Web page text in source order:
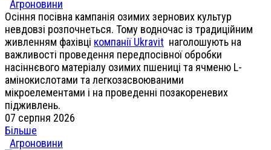
Агроновини
Осіння посівна кампанія озимих зернових культур
невдовзі розпочнеться. Тому водночас із традиційним
живленням фахівці компанії Ukravit наголошують на
важливості проведення передпосівної обробки
насіннєвого матеріалу озимих пшениці та ячменю L-
амінокислотами та легкозасвоюваними
мікроелементами і на проведенні позакореневих
підживлень.
07 серпня 2026
Більше
Агроновини